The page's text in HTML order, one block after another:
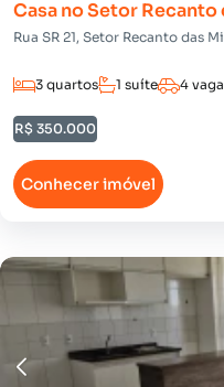
Casa no Setor Recanto
Rua SR 21, Setor Recanto das
3 quartos 1 suíte 4
R$ 350.000
Conhecer imóvel